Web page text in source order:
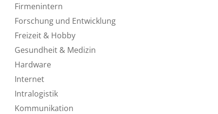
Firmenintern
Forschung und Entwicklung
Freizeit & Hobby
Gesundheit & Medizin
Hardware
Internet
Intralogistik
Kommunikation